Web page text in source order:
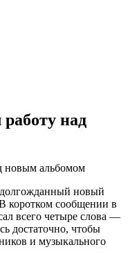
над
новый
коротком сообщении в
всего четыре слова —
достаточно, чтобы
и музыкального